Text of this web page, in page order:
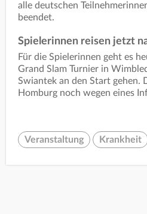
alle deutschen
beendet.
Spielerinnen reisen jetzt
Für die Spielerinnen geht es
Grand Slam Turnier in
Swiantek an den Start gehen.
Homburg noch wegen eines
Veranstaltung Krankheit